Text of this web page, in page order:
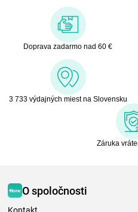
Doprava zadarmo nad 60 €
3 733 výdajných miest na Slovensku
Záruka
O spoločnosti